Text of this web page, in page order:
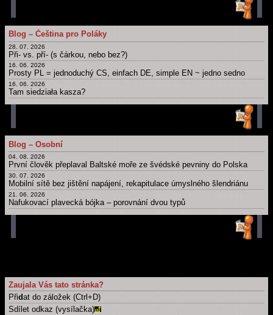
Slovník: zájmena, příslovce, spojky, ... Krátká, drobná, základní slova česky, polsky a v dalších jazycích
01/2025 Uzupełnieno: Ostatnia Wieczerza
Dny, měsíce, roční období, části dne a další časové slovníky
Archiv novinek
Starší novinky
Blog – Čeština pro Poláky
28. 07. 2026
Při- vs. pří- (s čárkou, nebo bez?)
16. 06. 2026
Prosty PL = jednoduchý CS, einfach DE, simple EN ~ jedno sedno
16. 06. 2026
Tam siedziała kasza?
Bit, byt, bít, být, byť; nabít, dobít, nabýt, dobýt; nebýt
11. 05. 2026
Psát × píšu; číst × čtu: Migrujące "í".
Hlavní strana blogu
Všechny články
Blog – Osobní
04. 08. 2026
První člověk přeplaval Baltské moře ze švédské pevniny do Polska
30. 07. 2026
Mobilní sítě bez jištění napájení, rekapitulace úmyslného šlendriánu
21. 06. 2026
Nafukovací plavecká bójka – porovnání dvou typů
Časová osa: Historie techniky v kontextu dalších dějin
Všechny články
Zaujala Vás tato stránka?
Přidat do záložek (Ctrl+D)
Sdílet odkaz (vysílačka)